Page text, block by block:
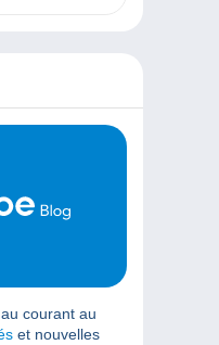
courant au
et nouvelles